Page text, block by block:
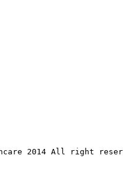
2014 All right